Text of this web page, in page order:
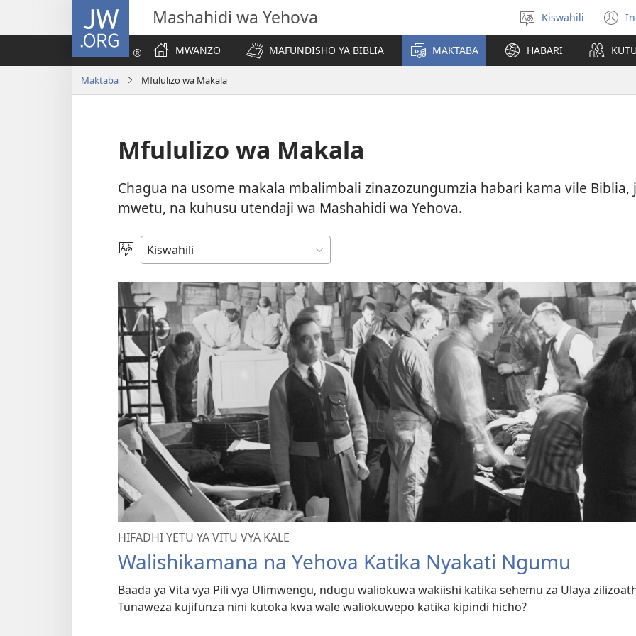
JW.ORG Mashahidi wa Yehova
Chagua
lugha
Kiswahili
MWANZO MAFUNDISHO YA BIBLIA MAKTABA HABARI
Maktaba Mfululizo wa Makala
Mfululizo wa Makala
Chagua na usome makala mbalimbali zinazozungumzia habari kama vile
mwetu, na kuhusu utendaji wa Mashahidi wa Yehova.
Chagua
Lugha
HIFADHI YETU YA VITU VYA KALE
Walishikamana na Yehova Katika Nyakati Ngumu
Baada ya Vita vya Pili vya Ulimwengu, ndugu waliokuwa wakiishi katika sehemu za Ulaya
Tunaweza kujifunza nini kutoka kwa wale waliokuwepo katika kipindi hicho?